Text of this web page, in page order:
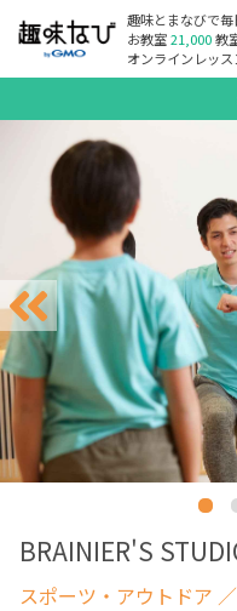
趣味とまなびで
お教室21,000教
オンラインレッ
BRAINIER'S
スポーツ・アウトドア